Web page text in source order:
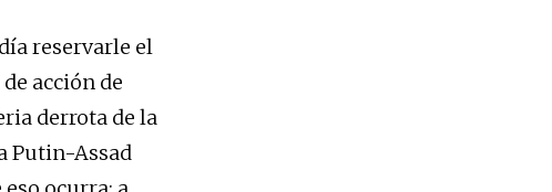
reservarle el
acción de
derrota de la
Putin-Assad